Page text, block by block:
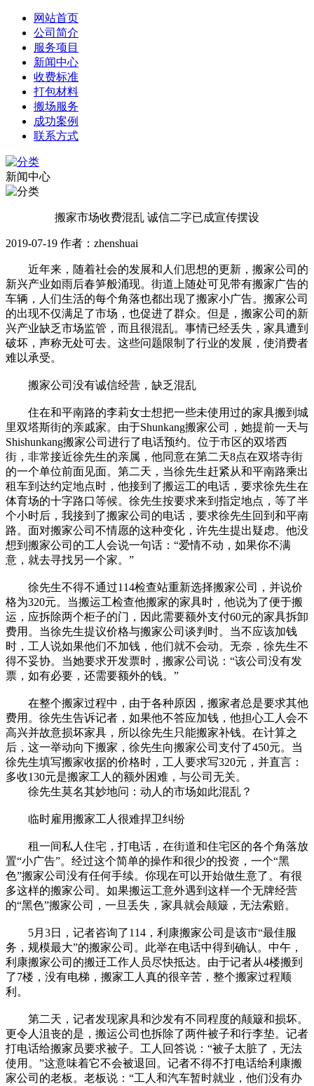
网站首页
公司简介
服务项目
新闻中心
收费标准
打包材料
搬场服务
成功案例
联系方式
新闻中心
搬家市场收费混乱 诚信二字已成宣传摆设
2019-07-19 作者：zhenshuai
近年来，随着社会的发展和人们思想的更新，搬家公司的
新兴产业如雨后春笋般涌现。街道上随处可见带有搬家广告的
车辆，人们生活的每个角落也都出现了搬家小广告。搬家公司
的出现不仅满足了市场，也促进了群众。但是，搬家公司的新
兴产业缺乏市场监管，而且很混乱。事情已经丢失，家具遭到
破坏，声称无处可去。这些问题限制了行业的发展，使消费者
难以承受。
搬家公司没有诚信经营，缺乏混乱
住在和平南路的李莉女士想把一些未使用过的家具搬到城
里双塔斯街的亲戚家。由于Shunkang搬家公司，她提前一天与
Shishunkang搬家公司进行了电话预约。位于市区的双塔西
街，非常接近徐先生的亲属，他同意在第二天8点在双塔寺街
的一个单位前面见面。第二天，当徐先生赶紧从和平南路乘出
租车到达约定地点时，他接到了搬运工的电话，要求徐先生在
体育场的十字路口等候。徐先生按要求来到指定地点，等了半
个小时后，我接到了搬家公司的电话，要求徐先生回到和平南
路。面对搬家公司不情愿的这种变化，许先生提出疑虑。他没
想到搬家公司的工人会说一句话：“爱情不动，如果你不满
意，就去寻找另一个家。”
徐先生不得不通过114检查站重新选择搬家公司，并说价
格为320元。当搬运工检查他搬家的家具时，他说为了便于搬
运，应拆除两个柜子的门，因此需要额外支付60元的家具拆卸
费用。当徐先生提议价格与搬家公司谈判时。当不应该加钱
时，工人说如果他们不加钱，他们就不会动。无奈，徐先生不
得不妥协。当她要求开发票时，搬家公司说：“该公司没有发
票，如有必要，还需要额外的钱。”
在整个搬家过程中，由于各种原因，搬家者总是要求其他
费用。徐先生告诉记者，如果他不答应加钱，他担心工人会不
高兴并故意损坏家具，所以徐先生只能搬家补钱。在计算之
后，这一举动向下搬家，徐先生向搬家公司支付了450元。当
徐先生填写搬家收据的价格时，工人要求写320元，并直言：
多收130元是搬家工人的额外困难，与公司无关。
徐先生莫名其妙地问：动人的市场如此混乱？
临时雇用搬家工人很难捍卫纠纷
租一间私人住宅，打电话，在街道和住宅区的各个角落放
置“小广告”。经过这个简单的操作和很少的投资，一个“黑
色”搬家公司没有任何手续。你现在可以开始做生意了。有很
多这样的搬家公司。如果搬运工意外遇到这样一个无牌经营
的“黑色”搬家公司，一旦丢失，家具就会颠簸，无法索赔。
5月3日，记者咨询了114，利康搬家公司是该市“最佳服
务，规模最大”的搬家公司。此举在电话中得到确认。中午，
利康搬家公司的搬迁工作人员尽快抵达。由于记者从4楼搬到
了7楼，没有电梯，搬家工人真的很辛苦，整个搬家过程顺
利。
第二天，记者发现家具和沙发有不同程度的颠簸和损坏。
更令人沮丧的是，搬运公司也拆除了两件被子和行李垫。记者
打电话给搬家员要求被子。工人回答说：“被子太脏了，无法
使用。”这意味着它不会被退回。记者不得不打电话给利康搬
家公司的老板。老板说：“工人和汽车暂时就业，他们没有办